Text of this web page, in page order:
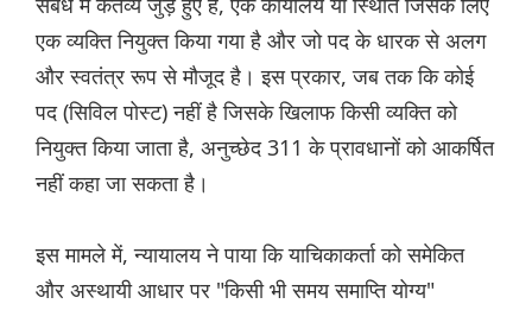
एक व्यक्ति नियुक्त किया गया है और जो पद के धारक से अलग
और स्वतंत्र रूप से मौजूद है। इस प्रकार, जब तक कि कोई
पद (सिविल पोस्ट) नहीं है जिसके खिलाफ किसी व्यक्ति को
नियुक्त किया जाता है, अनुच्छेद 311 के प्रावधानों को आकर्षित
नहीं कहा जा सकता है।
इस मामले में, न्यायालय ने पाया कि याचिकाकर्ता को समेकित
और अस्थायी आधार पर "किसी भी समय समाप्ति योग्य"